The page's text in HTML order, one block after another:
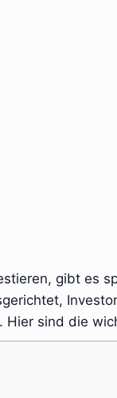
gibt es
Hier sind die